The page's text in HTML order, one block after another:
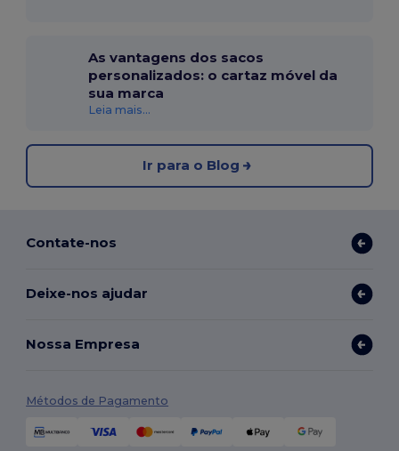
As vantagens dos sacos
personalizados: o cartaz móvel da
sua marca
Leia mais...
Ir para o Blog
Contate-nos
Deixe-nos ajudar
Nossa Empresa
Métodos de Pagamento